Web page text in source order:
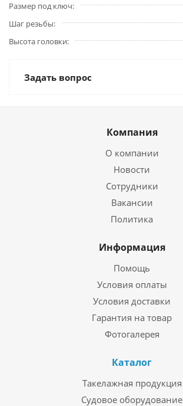
Размер под ключ
Шаг резьбы
Высота головки
Задать вопрос
Компания
О компании
Новости
Сотрудники
Вакансии
Политика
Информация
Помощь
Условия оплаты
Условия доставки
Гарантия на товар
Фотогалерея
Каталог
Такелажная продукция
Судовое оборудование